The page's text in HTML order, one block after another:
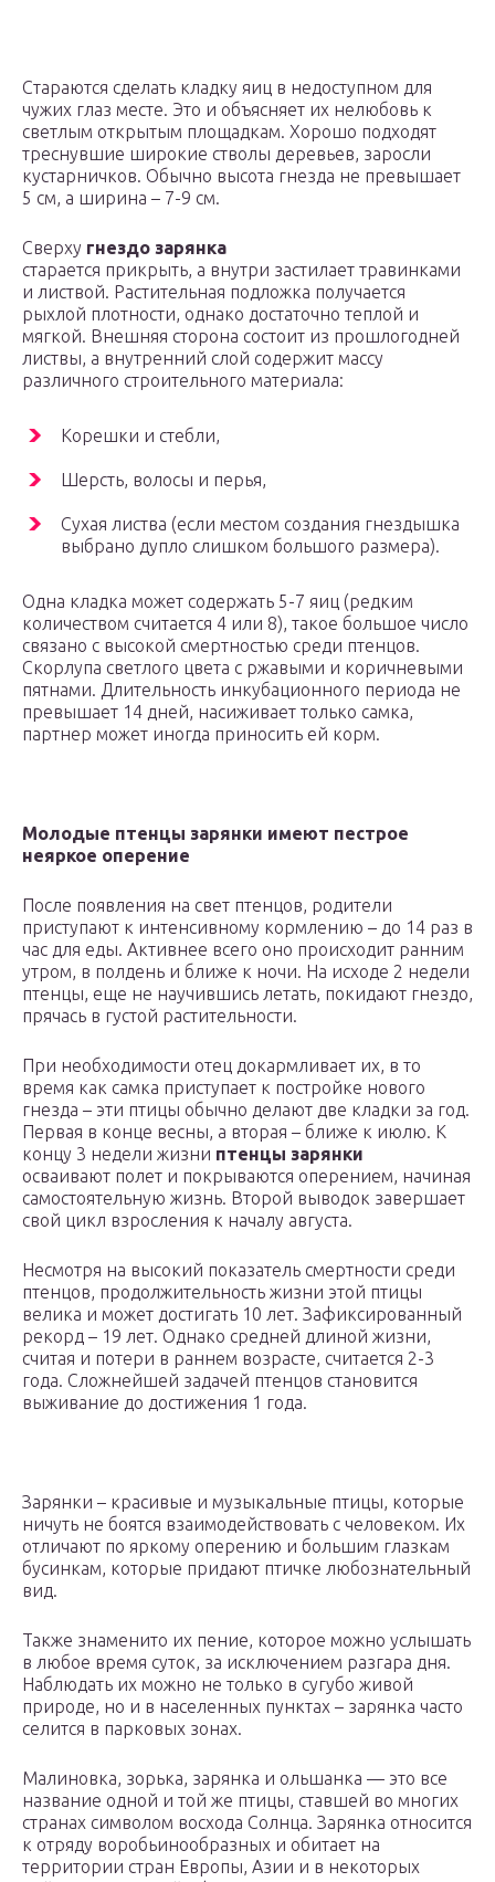
Стараются сделать кладку яиц в недоступном для
чужих глаз месте. Это и объясняет их нелюбовь к
светлым открытым площадкам. Хорошо подходят
треснувшие широкие стволы деревьев, заросли
кустарничков. Обычно высота гнезда не превышает
5 см, а ширина – 7-9 см.
Сверху гнездо зарянка
старается прикрыть, а внутри застилает травинками
и листвой. Растительная подложка получается
рыхлой плотности, однако достаточно теплой и
мягкой. Внешняя сторона состоит из прошлогодней
листвы, а внутренний слой содержит массу
различного строительного материала:
Корешки и стебли,
Шерсть, волосы и перья,
Сухая листва (если местом создания гнездышка
выбрано дупло слишком большого размера).
Одна кладка может содержать 5-7 яиц (редким
количеством считается 4 или 8), такое большое число
связано с высокой смертностью среди птенцов.
Скорлупа светлого цвета с ржавыми и коричневыми
пятнами. Длительность инкубационного периода не
превышает 14 дней, насиживает только самка,
партнер может иногда приносить ей корм.
Молодые птенцы зарянки имеют пестрое
неяркое оперение
После появления на свет птенцов, родители
приступают к интенсивному кормлению – до 14 раз в
час для еды. Активнее всего оно происходит ранним
утром, в полдень и ближе к ночи. На исходе 2 недели
птенцы, еще не научившись летать, покидают гнездо,
прячась в густой растительности.
При необходимости отец докармливает их, в то
время как самка приступает к постройке нового
гнезда – эти птицы обычно делают две кладки за год.
Первая в конце весны, а вторая – ближе к июлю. К
концу 3 недели жизни птенцы зарянки
осваивают полет и покрываются оперением, начиная
самостоятельную жизнь. Второй выводок завершает
свой цикл взросления к началу августа.
Несмотря на высокий показатель смертности среди
птенцов, продолжительность жизни этой птицы
велика и может достигать 10 лет. Зафиксированный
рекорд – 19 лет. Однако средней длиной жизни,
считая и потери в раннем возрасте, считается 2-3
года. Сложнейшей задачей птенцов становится
выживание до достижения 1 года.
Зарянки – красивые и музыкальные птицы, которые
ничуть не боятся взаимодействовать с человеком. Их
отличают по яркому оперению и большим глазкам
бусинкам, которые придают птичке любознательный
вид.
Также знаменито их пение, которое можно услышать
в любое время суток, за исключением разгара дня.
Наблюдать их можно не только в сугубо живой
природе, но и в населенных пунктах – зарянка часто
селится в парковых зонах.
Малиновка, зорька, зарянка и ольшанка — это все
название одной и той же птицы, ставшей во многих
странах символом восхода Солнца. Зарянка относится
к отряду воробьинообразных и обитает на
территории стран Европы, Азии и в некоторых